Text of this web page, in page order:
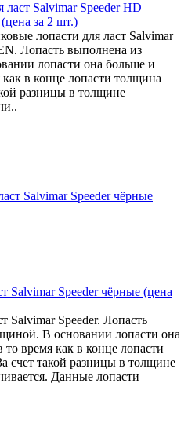
Salvimar Speeder HD
за 2 шт.)
лопасти для ласт Salvimar
Лопасть выполнена из
лопасти она больше и
в конце лопасти толщина
разницы в толщине
Salvimar Speeder чёрные (цена
Salvimar Speeder. Лопасть
В основании лопасти она
время как в конце лопасти
счет такой разницы в толщине
Данные лопасти